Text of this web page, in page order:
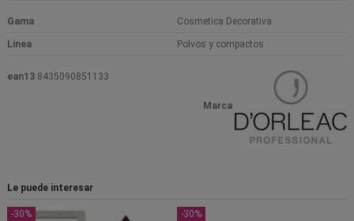
Gama Cosmetica Decorativa
Linea Polvos y compactos
Marca
ean13 8435090851133
Le puede interesar
-30% -30%